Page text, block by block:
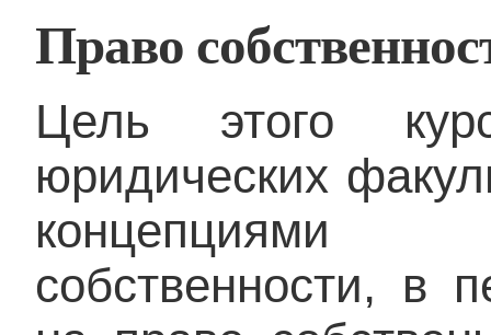
Право
Цель этого
юридических
концепциями
собственности, в